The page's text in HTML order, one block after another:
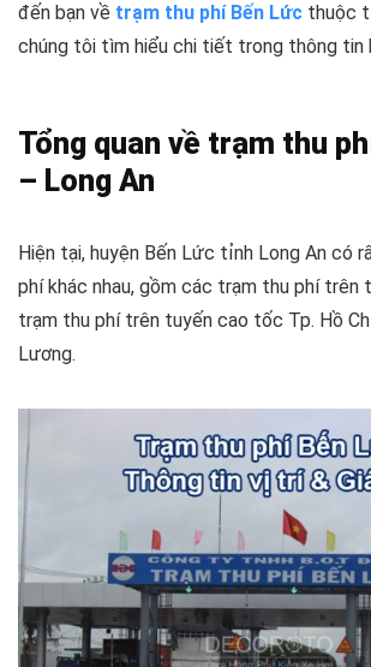
đến bạn về trạm thu phí Bến Lức thuộc
chúng tôi tìm hiểu chi tiết trong thông tin
Tổng quan về trạm thu
– Long An
Hiện tại, huyện Bến Lức tỉnh Long An có
phí khác nhau, gồm các trạm thu phí trên
trạm thu phí trên tuyến cao tốc Tp. Hồ
Lương.